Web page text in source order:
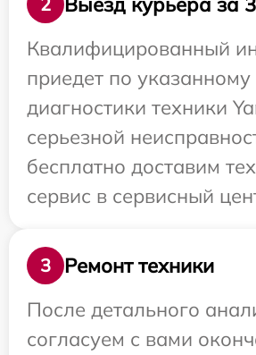
Квалифицированный
приедет по
диагностики техники
серьезной
бесплатно доставим
сервис в сервисный
3
Ремонт техники
После детального
согласуем с вами